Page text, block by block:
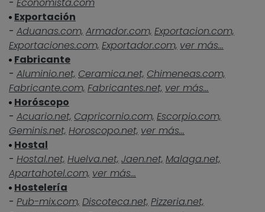
Exportación
- Aduanas.com, Armador.com, Exportacion.com,
Exportaciones.com, Exportador.com, ver más...
Fabricante
- Aluminio.net, Ceramica.net, Chimeneas.com,
Fabricante.com, Fabricantes.net, ver más...
Horóscopo
- Acuario.net, Capricornio.com, Escorpio.com,
Geminis.net, Horoscopo.net, ver más...
Hostal
- Hostal.net, Huelva.net, Jaen.net, Malaga.net,
Apartahotel.com, ver más...
Hostelería
- Pub-mix.com, Discoteca.net, Pizzeria.net,